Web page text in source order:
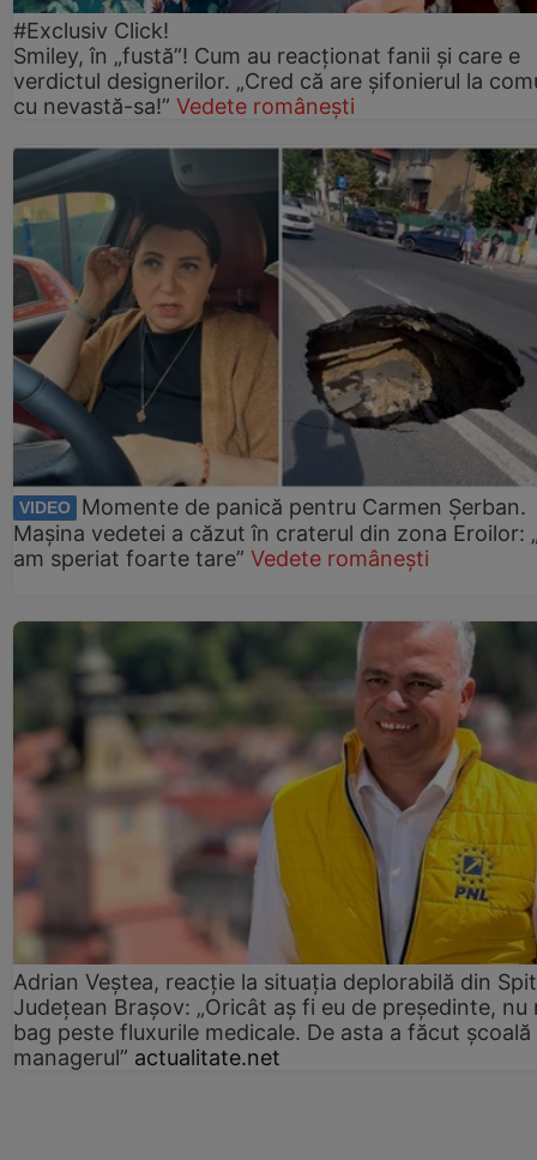
#Exclusiv Click!
Smiley, în „fustă”! Cum au reacționat fanii și care e
verdictul designerilor. „Cred că are șifonierul la
cu nevastă-sa!” Vedete românești
VIDEO
Momente de panică pentru Carmen Șerban.
Mașina vedetei a căzut în craterul din zona Eroilor:
am speriat foarte tare” Vedete românești
Adrian Veștea, reacție la situația deplorabilă din
Județean Brașov: „Oricât aș fi eu de președinte, nu
bag peste fluxurile medicale. De asta a făcut școală
managerul” actualitate.net